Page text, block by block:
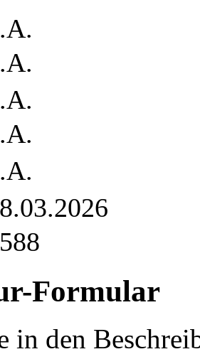
Formular
in den